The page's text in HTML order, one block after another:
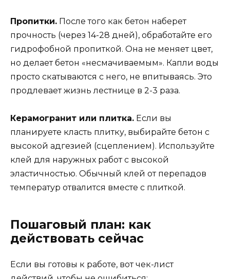
Пропитки. После того как бетон наберет
прочность (через 14-28 дней), обработайте его
гидрофобной пропиткой. Она не меняет цвет,
но делает бетон «несмачиваемым». Капли воды
просто скатываются с него, не впитываясь. Это
продлевает жизнь лестнице в 2-3 раза.
Керамогранит или плитка. Если вы
планируете класть плитку, выбирайте бетон с
высокой адгезией (сцеплением). Используйте
клей для наружных работ с высокой
эластичностью. Обычный клей от перепадов
температур отвалится вместе с плиткой.
Пошаговый план: как
действовать сейчас
Если вы готовы к работе, вот чек-лист